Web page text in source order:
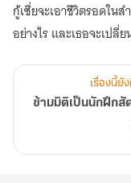
กู้เซี่ยจะเอาชีวิตรอดใน
อย่างไร และเธอจะเป
เรื่องนี้ยั